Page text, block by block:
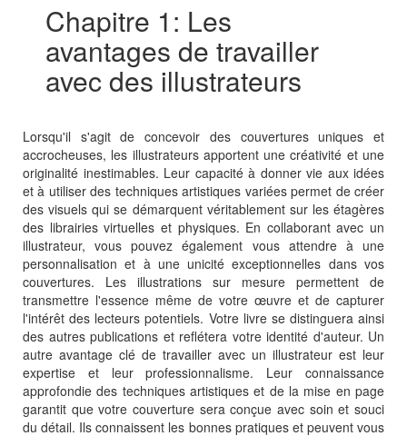
Chapitre 1: Les
avantages de travailler
avec des illustrateurs
Lorsqu'il s'agit de concevoir des couvertures uniques et
accrocheuses, les illustrateurs apportent une créativité et une
originalité inestimables. Leur capacité à donner vie aux idées
et à utiliser des techniques artistiques variées permet de créer
des visuels qui se démarquent véritablement sur les étagères
des librairies virtuelles et physiques. En collaborant avec un
illustrateur, vous pouvez également vous attendre à une
personnalisation et à une unicité exceptionnelles dans vos
couvertures. Les illustrations sur mesure permettent de
transmettre l'essence même de votre œuvre et de capturer
l'intérêt des lecteurs potentiels. Votre livre se distinguera ainsi
des autres publications et reflétera votre identité d'auteur. Un
autre avantage clé de travailler avec un illustrateur est leur
expertise et leur professionnalisme. Leur connaissance
approfondie des techniques artistiques et de la mise en page
garantit que votre couverture sera conçue avec soin et souci
du détail. Ils connaissent les bonnes pratiques et peuvent vous